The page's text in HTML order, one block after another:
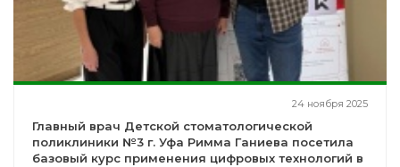
24 ноября 2025
Главный врач Детской стоматологической
поликлиники №3 г. Уфа Римма Ганиева посетила
базовый курс применения цифровых технологий в